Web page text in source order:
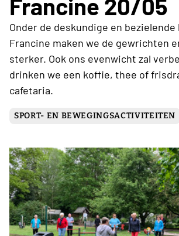
Francine 20/05
Onder de deskundige en bezielende
Francine maken we de gewrichten
sterker. Ook ons evenwicht zal
drinken we een koffie, thee of
cafetaria.
SPORT- EN BEWEGINGSACTIVITEITEN